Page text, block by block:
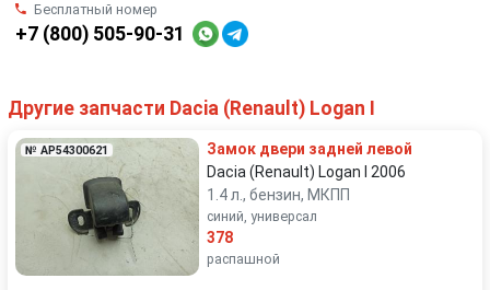
Бесплатный номер
+7 (800) 505-90-31
Другие запчасти Dacia (Renault) Logan I
№ AP54300621
Замок двери задней левой
Dacia (Renault) Logan I 2006
1.4 л., бензин, МКПП
синий, универсал
378
распашной